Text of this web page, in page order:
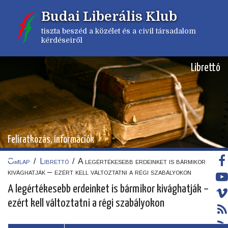
tartalomra
Budai Liberális Klub
tiszta beszéd a közélet és a civil társadalom
kérdéseiről
Librettó
Feliratkozás, információk
Morzsa
Címlap / Librettó / A legértékesebb erdeinket is bármikor
kivághatják – ezért kell változtatni a régi szabályokon
A legértékesebb erdeinket is bármikor kivághatják –
ezért kell változtatni a régi szabályokon